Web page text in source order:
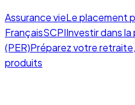
Assurance vieLe placement
FrançaisSCPIInvestir dans
(PER)Préparez votre
produits